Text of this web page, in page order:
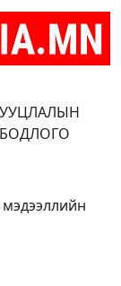
БОДЛОГО